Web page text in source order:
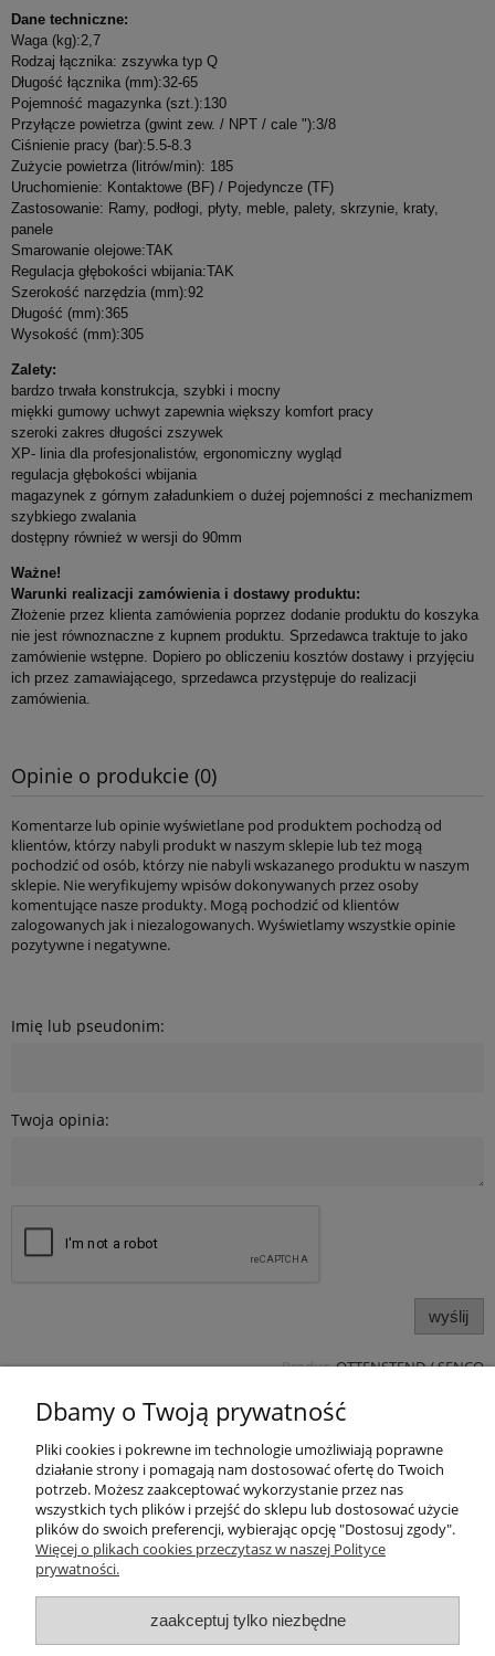
Dane techniczne:
Waga (kg):2,7
Rodzaj łącznika: zszywka typ Q
Długość łącznika (mm):32-65
Pojemność magazynka (szt.):130
Przyłącze powietrza (gwint zew. / NPT / cale "):3/8
Ciśnienie pracy (bar):5.5-8.3
Zużycie powietrza (litrów/min): 185
Uruchomienie: Kontaktowe (BF) / Pojedyncze (TF)
Zastosowanie: Ramy, podłogi, płyty, meble, palety, skrzynie, kraty,
panele
Smarowanie olejowe:TAK
Regulacja głębokości wbijania:TAK
Szerokość narzędzia (mm):92
Długość (mm):365
Wysokość (mm):305
Zalety:
bardzo trwała konstrukcja, szybki i mocny
miękki gumowy uchwyt zapewnia większy komfort pracy
szeroki zakres długości zszywek
XP- linia dla profesjonalistów, ergonomiczny wygląd
regulacja głębokości wbijania
magazynek z górnym załadunkiem o dużej pojemności z mechanizmem
szybkiego zwalania
dostępny również w wersji do 90mm
Ważne!
Warunki realizacji zamówienia i dostawy produktu:
Złożenie przez klienta zamówienia poprzez dodanie produktu do koszyka
nie jest równoznaczne z kupnem produktu. Sprzedawca traktuje to jako
zamówienie wstępne. Dopiero po obliczeniu kosztów dostawy i przyjęciu
ich przez zamawiającego, sprzedawca przystępuje do realizacji
zamówienia.
Opinie o produkcie (0)
Komentarze lub opinie wyświetlane pod produktem pochodzą od
klientów, którzy nabyli produkt w naszym sklepie lub też mogą
pochodzić od osób, którzy nie nabyli wskazanego produktu w naszym
sklepie. Nie weryfikujemy wpisów dokonywanych przez osoby
komentujące nasze produkty. Mogą pochodzić od klientów
zalogowanych jak i niezalogowanych. Wyświetlamy wszystkie opinie
pozytywne i negatywne.
Imię lub pseudonim:
Twoja opinia:
wyślij
Produc.OTTENSTEND / SENCO
Produkty
Kategorie bloga
Kontakt
Dbamy o Twoją prywatność
Pliki cookies i pokrewne im technologie umożliwiają poprawne
działanie strony i pomagają nam dostosować ofertę do Twoich
potrzeb. Możesz zaakceptować wykorzystanie przez nas
wszystkich tych plików i przejść do sklepu lub dostosować użycie
plików do swoich preferencji, wybierając opcję "Dostosuj zgody".
Więcej o plikach cookies przeczytasz w naszej Polityce
prywatności.
zaakceptuj tylko niezbędne
* Adres E-Mail:
*Telefon:
*Jestem: Osobą fizyczną
Nazwa produktu:
*Treść zapytania:
W przypadku zainteresowania produktem w ilościach
większych niż 1 szt. należy podać potrzebną ilość (potrzebne
przy wycenie)
* Wyrażam zgodę na przetwarzanie moich danych osobowych
dla potrzeb niezbędnych do realizacji zakupów w sklepie
internetowym artbud.pl. Oświadczam, że zostałam/em
poinformowana/y o tym, że: administratorem danych jest PW Art-
Bud Jan Lachowski, ul. Towarowa 28, 85-746 Bydgoszcz i
przysługuje mi prawo wglądu do swoich danych oraz ich
poprawianie, jak również cofnięcie zgody na przetwarzanie moich
danych osobowych.
Wyrażam zgodę na przesłanie informacji
handlowych/newslettara od firmy P.W. “ART-BUD” z siedzibą w
Bydgoszczy przy ul. Towarowej 28, na podany przeze mnie adres
e-mail, w celu marketingu bezpośredniego.